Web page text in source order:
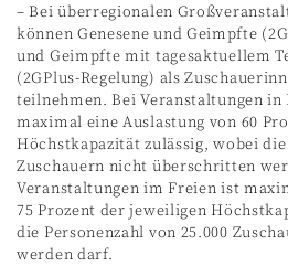
– Bei überregionalen
können Genesene und Geimpfte
und Geimpfte mit tagesaktuellem
(2GPlus-Regelung) als
teilnehmen. Bei Veranstaltungen
maximal eine Auslastung von 60
Höchstkapazität zulässig, wobei
Zuschauern nicht überschritten
Veranstaltungen im Freien ist
75 Prozent der jeweiligen
die Personenzahl von 25.000
werden darf.